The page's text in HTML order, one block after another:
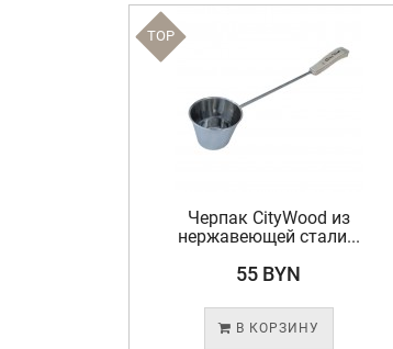
TOP
Черпак CityWood из
нержавеющей стали...
55 BYN
В КОРЗИНУ